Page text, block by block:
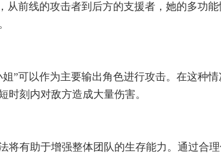
从前线的攻击者到后方的支援者，她的多功能
”可以作为主要输出角色进行攻击。在这种情
刻内对敌方造成大量伤害。
将有助于增强整体团队的生存能力。通过合